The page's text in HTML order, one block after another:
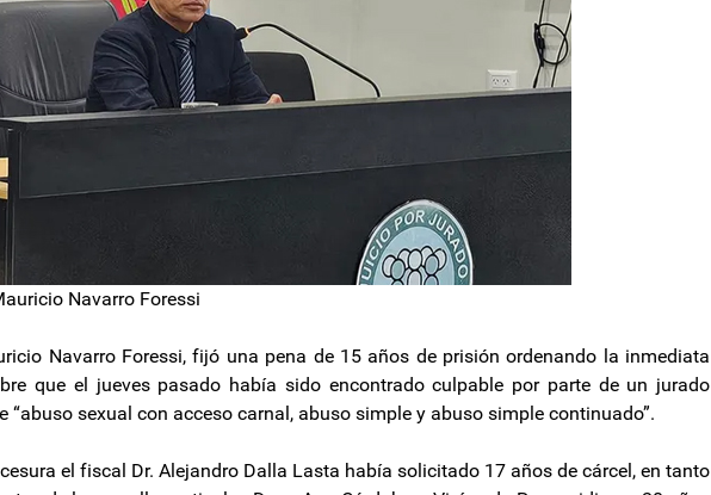
Navarro Foressi
Navarro Foressi, fijó una pena de 15 años de prisión ordenando la inmediata
que el jueves pasado había sido encontrado culpable por parte de un jurado
“abuso sexual con acceso carnal, abuso simple y abuso simple continuado”.
el fiscal Dr. Alejandro Dalla Lasta había solicitado 17 años de cárcel, en tanto